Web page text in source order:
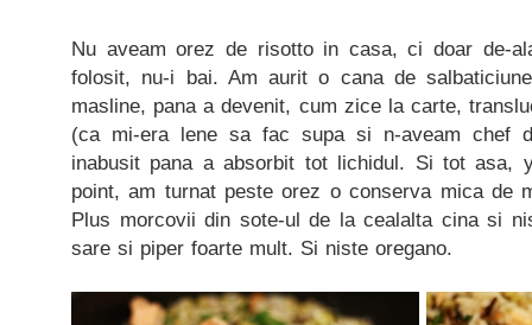
Nu aveam orez de risotto in casa, ci doar de-
folosit, nu-i bai. Am aurit o cana de
masline, pana a devenit, cum zice la carte,
(ca mi-era lene sa fac supa si n-aveam chef
inabusit pana a absorbit tot lichidul. Si tot asa,
point, am turnat peste orez o conserva mica de
Plus morcovii din sote-ul de la cealalta cina si
sare si piper foarte mult. Si niste oregano.